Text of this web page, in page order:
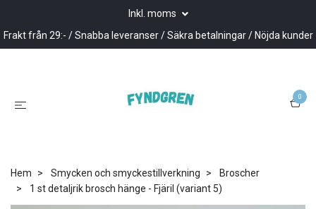
Inkl. moms
Frakt från 29:- / Snabba leveranser / Säkra betalningar / Nöjda kunder
0
Hem Smycken och smyckestillverkning
Broscher
1 st detaljrik brosch hänge - Fjäril (variant 5)